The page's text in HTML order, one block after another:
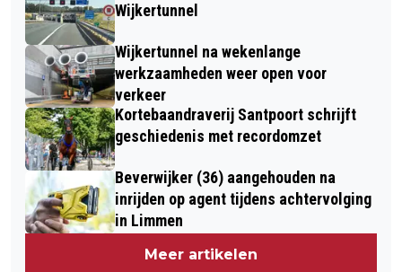
Wijkertunnel
Wijkertunnel na wekenlange
werkzaamheden weer open voor
verkeer
Kortebaandraverij Santpoort schrijft
geschiedenis met recordomzet
Beverwijker (36) aangehouden na
inrijden op agent tijdens achtervolging
in Limmen
Meer artikelen